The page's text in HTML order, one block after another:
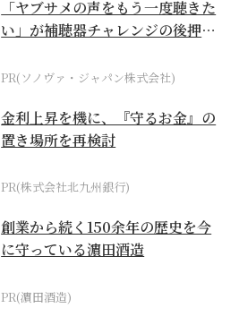
「ヤブサメの声をもう一度聴きた
い」が補聴器チャレンジの後押し
PR(ソノヴァ・ジャパン株式会社)
金利上昇を機に、『守るお金』の
置き場所を再検討
PR(株式会社北九州銀行)
創業から続く150余年の歴史を今
に守っている濵田酒造
PR(濵田酒造)